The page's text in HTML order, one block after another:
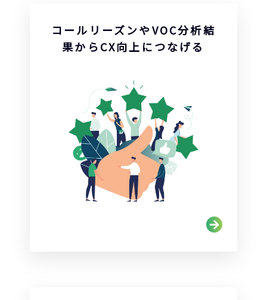
コールリーズンやVOC分析結
果からCX向上につなげる